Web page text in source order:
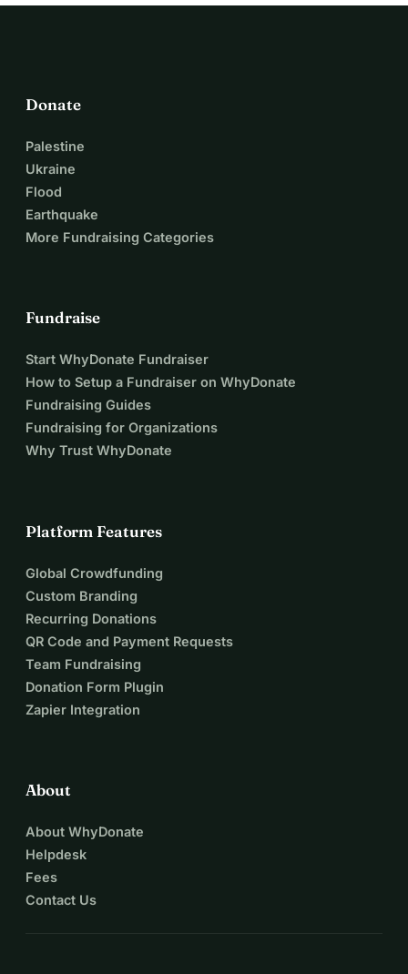
Donate
Palestine
Ukraine
Flood
Earthquake
More Fundraising Categories
Fundraise
Start WhyDonate Fundraiser
How to Setup a Fundraiser on WhyDonate
Fundraising Guides
Fundraising for Organizations
Why Trust WhyDonate
Platform Features
Global Crowdfunding
Custom Branding
Recurring Donations
QR Code and Payment Requests
Team Fundraising
Donation Form Plugin
Zapier Integration
About
About WhyDonate
Helpdesk
Fees
Contact Us